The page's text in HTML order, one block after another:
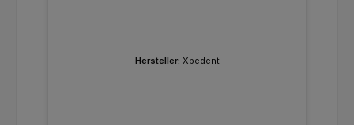
Hersteller: Xpedent